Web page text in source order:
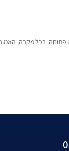
בכל מקרה, האמור